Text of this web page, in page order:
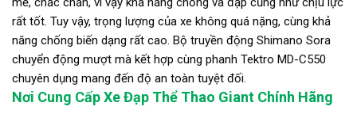
rất tốt. Tuy vậy, trọng lượng của xe không quá nặng, cùng khả
năng chống biến dạng rất cao. Bộ truyền động Shimano Sora
chuyển động mượt mà kết hợp cùng phanh Tektro MD-C550
chuyên dụng mang đến độ an toàn tuyệt đối.
Nơi Cung Cấp Xe Đạp Thể Thao Giant Chính Hãng